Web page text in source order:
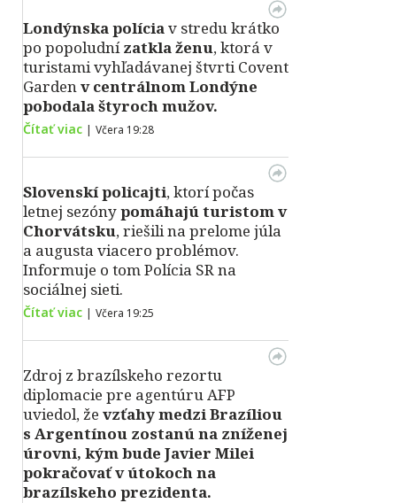
Londýnska políciav stredu krátko
po popoludnízatkla ženu, ktorá v
turistami vyhľadávanej štvrti Covent
Gardenv centrálnom Londýne
pobodala štyroch mužov.
Čítať viac | Včera 19:28
Slovenskí policajti, ktorí počas
letnej sezónypomáhajú turistom v
Chorvátsku, riešili na prelome júla
a augusta viacero problémov.
Informuje o tom Polícia SR na
sociálnej sieti.
Čítať viac | Včera 19:25
Zdroj z brazílskeho rezortu
diplomacie pre agentúru AFP
uviedol, že vzťahy medzi Brazíliou
s Argentínou zostanú na zníženej
úrovni, kým bude Javier Milei
pokračovať v útokoch na
brazílskeho prezidenta.